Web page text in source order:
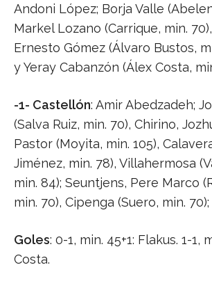
Andoni López; Borja Valle
Markel Lozano (Carrique, min.
Ernesto Gómez (Álvaro Bustos,
y Yeray Cabanzón (Álex Costa,
-1- Castellón: Amir Abedzadeh;
(Salva Ruiz, min. 70), Chirino,
Pastor (Moyita, min. 105),
Jiménez, min. 78), Villahermosa
min. 84); Seuntjens, Pere Marco
min. 70), Cipenga (Suero, min. 70);
Goles: 0-1, min. 45+1: Flakus. 1-1,
Costa.